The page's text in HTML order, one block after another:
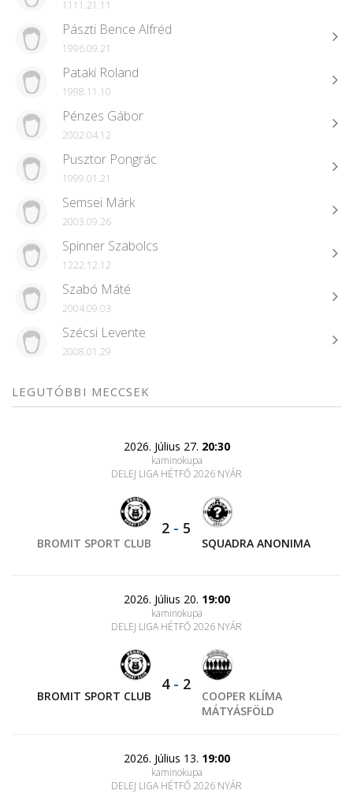
1111.21.11
Pászti Bence Alfréd
1996.09.21
Pataki Roland
1998.11.10
Pénzes Gábor
2002.04.12
Pusztor Pongrác
1999.01.21
Semsei Márk
2003.09.26
Spinner Szabolcs
1222.12.12
Szabó Máté
2004.09.03
Szécsi Levente
2008.01.29
LEGUTÓBBI MECCSEK
2026. Július 27. 20:30
kaminokupa
DELEJ LIGA HÉTFŐ 2026 NYÁR
BROMIT SPORT CLUB
2 - 5
SQUADRA ANONIMA
2026. Július 20. 19:00
kaminokupa
DELEJ LIGA HÉTFŐ 2026 NYÁR
BROMIT SPORT CLUB
4- 2
COOPER KLÍMA
MÁTYÁSFÖLD
2026. Július 13. 19:00
kaminokupa
DELEJ LIGA HÉTFŐ 2026 NYÁR